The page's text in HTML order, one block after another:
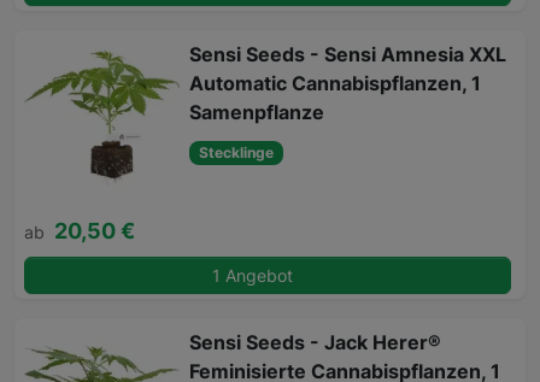
Sensi Seeds - Sensi Amnesia XXL
Automatic Cannabispflanzen, 1
Samenpflanze
Stecklinge
ab 20,50 €
1 Angebot
Sensi Seeds - Jack Herer®
Feminisierte Cannabispflanzen, 1